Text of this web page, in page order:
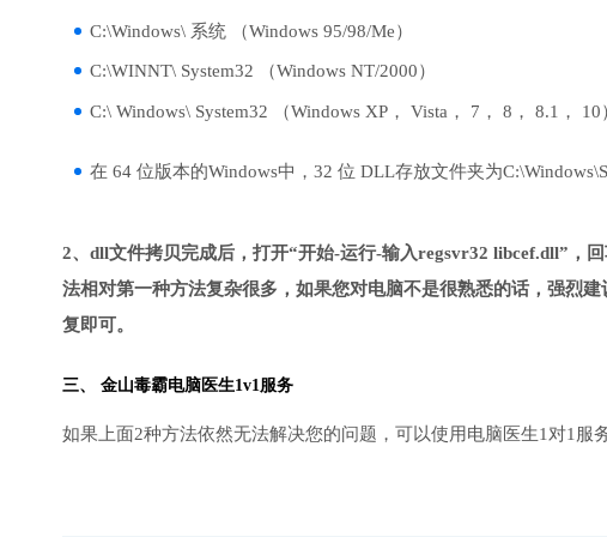
C:\Windows\ 系统 （Windows 95/98/Me）
C:\WINNT\ System32 （Windows NT/2000）
C:\ Windows\ System32 （Windows XP， Vista， 7， 8， 8.1， 10
在 64 位版本的Windows中，32 位 DLL存放文件夹为
2、dll文件拷贝完成后，打开“开始-运行-输入regsvr32 libcef.dll”，
法相对第一种方法复杂很多，如果您对电脑不是很熟悉的话，强烈
复即可。
三、 金山毒霸电脑医生1v1服务
如果上面2种方法依然无法解决您的问题，可以使用电脑医生1对1服